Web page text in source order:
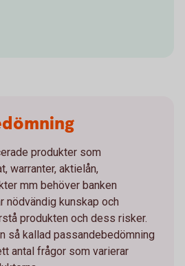
produkter som
warranter, aktielån,
mm behöver banken
nödvändig kunskap och
produkten och dess risker.
så kallad passandebedömning
antal frågor som varierar